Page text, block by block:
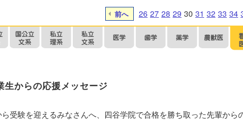
前へ 26 27 28 29 30 31 32 33 34
生からの応援メッセージ
ら受験を迎えるみなさんへ、四谷学院で合格を勝ち取った先輩から